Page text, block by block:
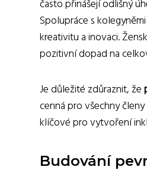
často přinášejí odlišný
Spolupráce s
kreativitu a inovaci.
pozitivní dopad na
Je důležité zdůraznit, že
cenná pro všechny
klíčové pro vytvoření
Budování